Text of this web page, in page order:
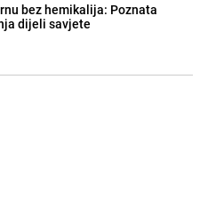
bez hemikalija: Poznata
dijeli savjete